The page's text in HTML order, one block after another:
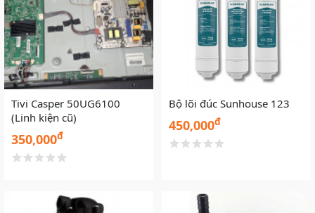
Tivi Casper 50UG6100
(Linh kiện cũ)
350,000đ
Bộ lõi đúc Sunhouse 123
450,000đ